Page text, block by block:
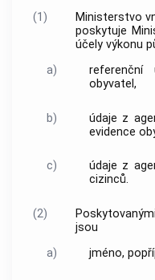
(1)
Ministerstvo
poskytuje
účely výkonu
a)
referenční
obyvatel,
b)
údaje z
evidence
c)
údaje z
cizinců.
(2)
jsou
a)
jméno,